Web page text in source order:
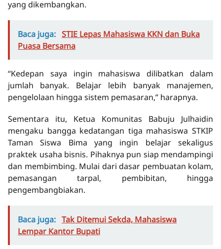
yang dikembangkan.
Baca juga: STIE Lepas Mahasiswa KKN dan Buka
Puasa Bersama
“Kedepan saya ingin mahasiswa dilibatkan dalam
jumlah banyak. Belajar lebih banyak manajemen,
pengelolaan hingga sistem pemasaran,” harapnya.
Sementara itu, Ketua Komunitas Babuju Julhaidin
mengaku bangga kedatangan tiga mahasiswa STKIP
Taman Siswa Bima yang ingin belajar sekaligus
praktek usaha bisnis. Pihaknya pun siap mendampingi
dan membimbing. Mulai dari dasar pembuatan kolam,
pemasangan tarpal, pembibitan, hingga
pengembangbiakan.
Baca juga: Tak Ditemui Sekda, Mahasiswa
Lempar Kantor Bupati